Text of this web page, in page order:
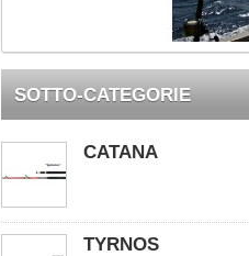
SOTTO-CATEGORIE
CATANA
TYRNOS